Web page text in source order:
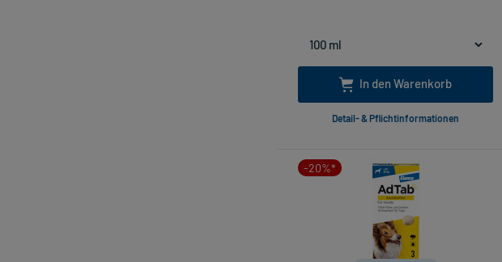
In den Warenkorb
Detail- & Pflichtinformationen
-20%*